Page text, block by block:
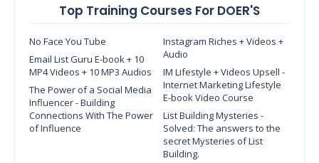
Top Training Courses For DOER'S
No Face You Tube
Instagram Riches + Videos +
Audio
Email List Guru E-book + 10
MP4 Videos + 10 MP3 Audios
IM Lifestyle + Videos Upsell -
Internet Marketing Lifestyle
E-book Video Course
The Power of a Social Media
Influencer - Building
Connections With The Power
of Influence
List Building Mysteries -
Solved: The answers to the
secret Mysteries of List
Building.